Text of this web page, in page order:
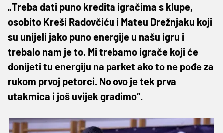
„Treba dati puno kredita igračima s klupe,
osobito Kreši Radovčiću i Mateu Drežnjaku koji
su unijeli jako puno energije u našu igru i
trebalo nam je to. Mi trebamo igrače koji će
donijeti tu energiju na parket ako to ne pođe za
rukom prvoj petorci. No ovo je tek prva
utakmica i još uvijek gradimo“.